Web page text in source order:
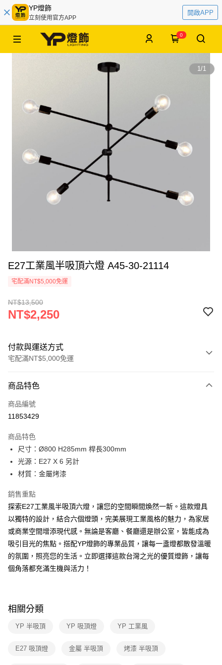
YP燈飾
立刻使用官方APP
開啟APP
0
1/1
E27工業風半吸頂六燈 A45-30-21114
宅配滿NT$5,000免運
NT$13,500
NT$2,250
付款與運送方式
宅配滿NT$5,000免運
信用卡一次付款
LINE Pay
街口支付
悠遊付
全盈+PAY
AFTEE先享後付
相關說明
【關於「AFTEE先享後付」】
AFTEE先享後付是「在收到商品之後才付款」的支付方式。 讓您購物簡單
便利好安心！
１．簡單：不需註冊會員、不需綁卡、不需儲值。
【「AFTEE先享後付」結帳流程】
１．於結帳方式選擇「AFTEE先享後付」後，將跳轉至「AFTEE先享後付」
結帳頁面，進行簡訊認證並確認金額後，即可完成結帳。
ATM／網路銀行／等多元方式進行付款，方視為交易完成。
每筆NT$180，滿NT$5,000(含以上)免運費
商品特色
商品編號
11853429
商品特色
尺寸：Ø800 H285mm 桿長300mm
光源：E27 X 6 另計
材質：金屬烤漆
銷售重點
探索E27工業風半吸頂六燈，讓您的空間瞬間煥然一新。這款燈具
以獨特的設計，結合六個燈頭，完美展現工業風格的魅力，為家居
或商業空間增添現代感。無論是客廳、餐廳還是辦公室，皆能成為
吸引目光的焦點。搭配YP燈飾的專業品質，讓每一盞燈都散發溫暖
的氛圍，照亮您的生活。立即選擇這款台灣之光的優質燈飾，讓每
個角落都充滿生機與活力！
相關分類
YP 半吸頂 YP 吸頂燈 YP 工業風
E27 吸頂燈 金屬 半吸頂 烤漆 半吸頂